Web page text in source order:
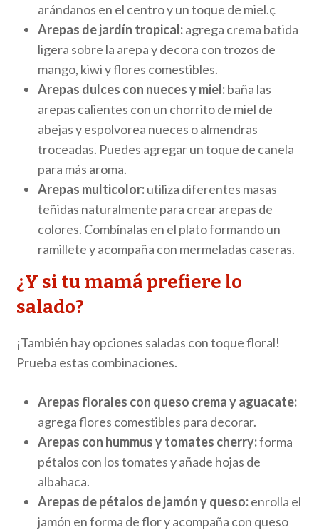
arándanos en el centro y un toque de miel.ç
Arepas de jardín tropical:agrega crema batida
ligera sobre la arepa y decora con trozos de
mango, kiwi y flores comestibles.
Arepas dulces con nueces y miel:baña las
arepas calientes con un chorrito de miel de
abejas y espolvorea nueces o almendras
troceadas. Puedes agregar un toque de canela
para más aroma.
Arepas multicolor:utiliza diferentes masas
teñidas naturalmente para crear arepas de
colores. Combínalas en el plato formando un
ramillete y acompaña con mermeladas caseras.
¿Y si tu mamá prefiere lo
salado?
¡También hay opciones saladas con toque floral!
Prueba estas combinaciones.
Arepas florales con queso crema y aguacate:
agrega flores comestibles para decorar.
Arepas con hummus y tomates cherry:forma
pétalos con los tomates y añade hojas de
albahaca.
Arepas de pétalos de jamón y queso:enrolla el
jamón en forma de flor y acompaña con queso